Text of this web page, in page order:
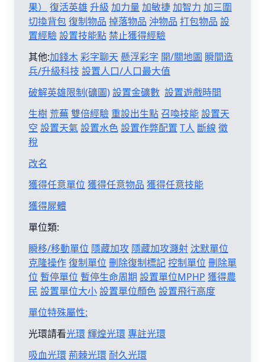
果）
復活英雄 升級 加力量 加敏捷加智力 加三圍
切換背包復制物品 掉落物品 沖物品 打包物品 設
置經驗設置技能點禁止獲得經驗
其他:加錢木彩字聊天 懸浮彩字 開/關地圖 瞬間造
兵/升級科技 設置人口/人口最大值
破解英雄限制(礦圖)設置金礦數 設置遊戲時間
生樹 荒蕪雙倍經驗 重設出生點召喚技能設置天
空 設置天氣設置水色設置作弊配置 T人 斷線 徵
稅
改名
獲得任意單位 獲得任意物品 獲得任意技能
獲得屍體
單位類:
瞬移/移動單位 隱藏加攻 隱藏加攻濺射 沈默單位
克隆操作復制單位 刪除復制標記控制單位 刪除單
位 暫停單位 暫停生命周期 設置單位MPHP 獲得農
民 設置單位大小設置單位顏色設置飛行高度
單位特殊屬性:
光環請看光環輝煌光環專註光環
吸血光環荊棘光環耐久光環